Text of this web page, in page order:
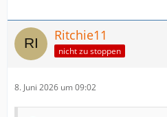
Ritchie11
nicht zu stoppen
8. Juni 2026 um 09:02